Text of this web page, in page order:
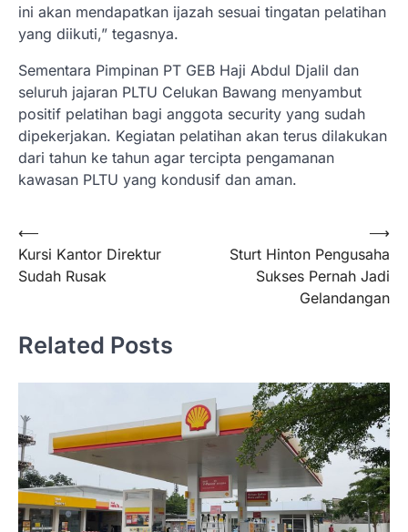
ini akan mendapatkan ijazah sesuai tingatan pelatihan
yang diikuti,” tegasnya.
Sementara Pimpinan PT GEB Haji Abdul Djalil dan
seluruh jajaran PLTU Celukan Bawang menyambut
positif pelatihan bagi anggota security yang sudah
dipekerjakan. Kegiatan pelatihan akan terus dilakukan
dari tahun ke tahun agar tercipta pengamanan
kawasan PLTU yang kondusif dan aman.
Navigasi
pos
⟵
Kursi Kantor Direktur
Sudah Rusak
Sturt Hinton Pengusaha
Sukses Pernah Jadi
Gelandangan
⟶
Related Posts